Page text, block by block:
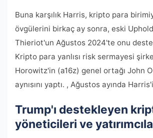
Buna karşılık Harris, kripto para
övgülerini birkaç ay sonra, eski Uphold
Thieriot'un Ağustos 2024'te onu
Kripto para yanlısı risk sermayesi
Horowitz'in (a16z) genel ortağı John
aynısını yaptı. , Ağustos ayında
Trump'ı destekleyen
yöneticileri ve